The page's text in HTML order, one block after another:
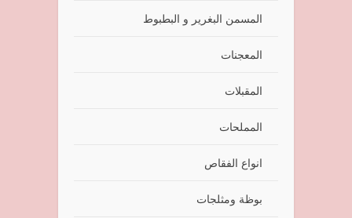
المسمن البغرير و البطبوط
المعجنات
المقبلات
المملحات
انواع الفقاص
بوظة ومثلجات